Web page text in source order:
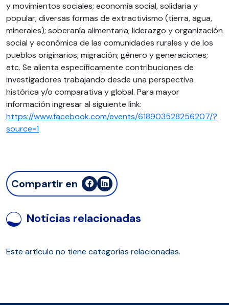
y movimientos sociales; economía social, solidaria y
popular; diversas formas de extractivismo (tierra, agua,
minerales); soberanía alimentaria; liderazgo y organización
social y económica de las comunidades rurales y de los
pueblos originarios; migración; género y generaciones;
etc. Se alienta específicamente contribuciones de
investigadores trabajando desde una perspectiva
histórica y/o comparativa y global. Para mayor
información ingresar al siguiente link:
https://www.facebook.com/events/618903528256207/?
source=1
Compartir en
Noticias relacionadas
Este artículo no tiene categorías relacionadas.